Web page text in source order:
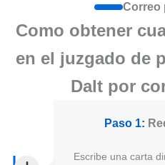
Correo
Como obtener
en el juzgado de
Dalt por
Paso 1:
Escribe una carta